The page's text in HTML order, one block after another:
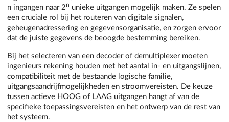
n ingangen naar 2n unieke uitgangen mogelijk maken. Ze spelen
een cruciale rol bij het routeren van digitale signalen,
geheugenadressering en gegevensorganisatie, en zorgen ervoor
dat de juiste gegevens de beoogde bestemming bereiken.
Bij het selecteren van een decoder of demultiplexer moeten
ingenieurs rekening houden met het aantal in- en uitgangslijnen,
compatibiliteit met de bestaande logische familie,
uitgangsaandrijfmogelijkheden en stroomvereisten. De keuze
tussen actieve HOOG of LAAG uitgangen hangt af van de
specifieke toepassingsvereisten en het ontwerp van de rest van
het systeem.